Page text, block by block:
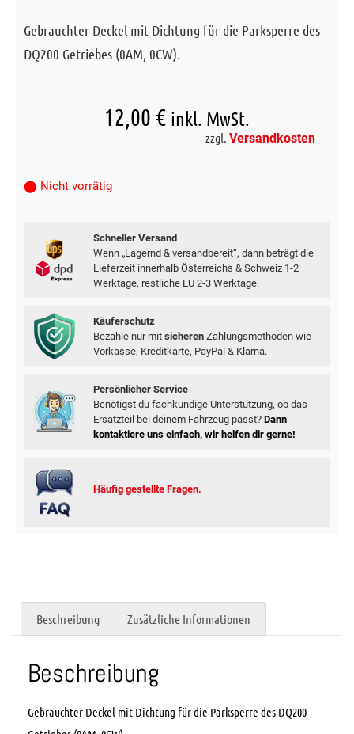
Gebrauchter Deckel mit Dichtung für die Parksperre des
DQ200 Getriebes (0AM, 0CW).
12,00€ inkl. MwSt.
zzgl. Versandkosten
⬤ Nicht vorrätig
Schneller Versand
Wenn „Lagernd & versandbereit“, dann beträgt die
Lieferzeit innerhalb Österreichs & Schweiz 1-2
Werktage, restliche EU 2-3 Werktage.
Käuferschutz
Bezahle nur mit sicherenZahlungsmethoden wie
Vorkasse, Kreditkarte, PayPal & Klarna.
Persönlicher Service
Benötigst du fachkundige Unterstützung, ob das
Ersatzteil bei deinem Fahrzeug passt? Dann
kontaktiere uns einfach, wir helfen dir gerne!
Häufig gestellte Fragen.
Beschreibung Zusätzliche Informationen
Beschreibung
Gebrauchter Deckel mit Dichtung für die Parksperre des DQ200